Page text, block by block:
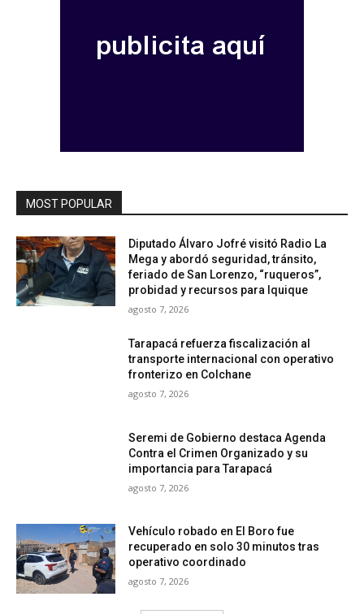
MOST POPULAR
Diputado Álvaro Jofré visitó Radio La
Mega y abordó seguridad, tránsito,
feriado de San Lorenzo, “ruqueros”,
probidad y recursos para Iquique
agosto 7, 2026
Tarapacá refuerza fiscalización al
transporte internacional con operativo
fronterizo en Colchane
agosto 7, 2026
Seremi de Gobierno destaca Agenda
Contra el Crimen Organizado y su
importancia para Tarapacá
agosto 7, 2026
Vehículo robado en El Boro fue
recuperado en solo 30 minutos tras
operativo coordinado
agosto 7, 2026